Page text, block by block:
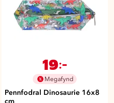
19:-
Megafynd
Pennfodral Dinosaurie 16x8
cm